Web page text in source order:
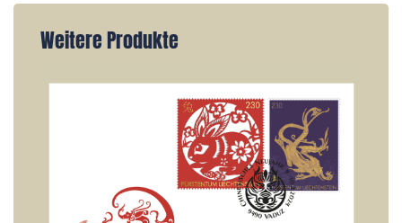
Weitere Produkte